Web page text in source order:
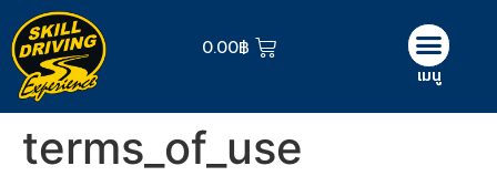
0.00฿
เมนู
terms_of_use